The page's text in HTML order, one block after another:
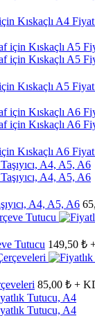
Kıskaçlı A4
Kıskaçlı A5
Kıskaçlı A6
A4, A5, A6
Tutucu 149,50 ₺
85,00 ₺ +